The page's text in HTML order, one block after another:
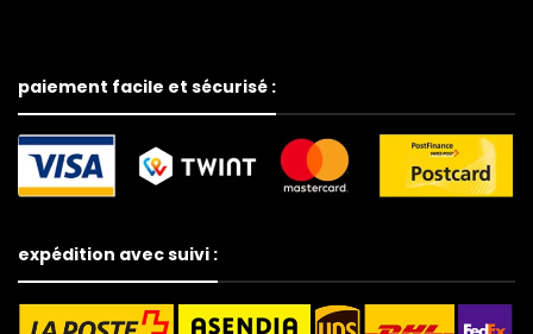
paiement facile et sécurisé :
expédition avec suivi :